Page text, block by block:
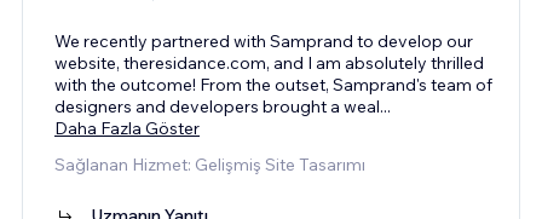
We recently partnered with Samprand to develop our
website, theresidance.com, and I am absolutely thrilled
with the outcome! From the outset, Samprand's team of
designers and developers brought a weal...
Daha Fazla Göster
Sağlanan Hizmet: Gelişmiş Site Tasarımı